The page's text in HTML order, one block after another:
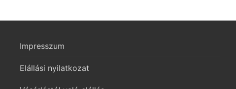
Impresszum
Elállási nyilatkozat